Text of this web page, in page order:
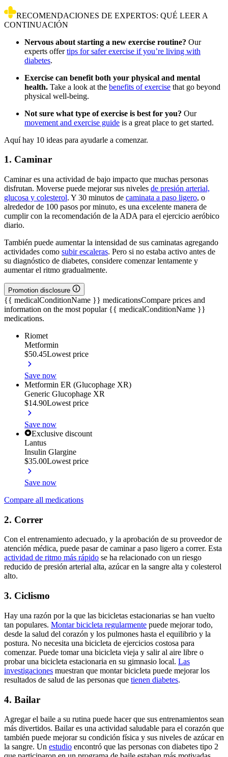
RECOMENDACIONES DE EXPERTOS: QUÉ LEER A
CONTINUACIÓN
Nervous about starting a new exercise routine? Our
experts offertips for safer exercise if you’re living with
diabetes.
Exercise can benefit both your physical and mental
health. Take a look at the benefits of exercise that go beyond
physical well-being.
Not sure what type of exercise is best for you? Our
movement and exercise guide is a great place to get started.
Aquí hay 10 ideas para ayudarle a comenzar.
1. Caminar
Caminar es una actividad de bajo impacto que muchas personas
disfrutan. Moverse puede mejorar sus niveles de presión arterial,
glucosa y colesterol. Y 30 minutos de caminata a paso ligero, o
alrededor de 100 pasos por minuto, es una excelente manera de
cumplir con la recomendación de la ADA para el ejercicio aeróbico
diario.
También puede aumentar la intensidad de sus caminatas agregando
actividades como subir escaleras. Pero si no estaba activo antes de
su diagnóstico de diabetes, considere comenzar lentamente y
aumentar el ritmo gradualmente.
Promotion disclosure
{{ medicalConditionName }} medicationsCompare prices and
information on the most popular {{ medicalConditionName }}
medications.
Riomet
Metformin
$50.45Lowest price
Save now
Metformin ER (Glucophage XR)
Generic Glucophage XR
$14.90Lowest price
Save now
Exclusive discount
Lantus
Insulin Glargine
$35.00Lowest price
Save now
Compare all medications
2. Correr
Con el entrenamiento adecuado, y la aprobación de su proveedor de
atención médica, puede pasar de caminar a paso ligero a correr. Esta
actividad de ritmo más rápido se ha relacionado con un riesgo
reducido de presión arterial alta, azúcar en la sangre alta y colesterol
alto.
3. Ciclismo
Hay una razón por la que las bicicletas estacionarias se han vuelto
tan populares. Montar bicicleta regularmente puede mejorar todo,
desde la salud del corazón y los pulmones hasta el equilibrio y la
postura. No necesita una bicicleta de ejercicios costosa para
comenzar. Puede tomar una bicicleta vieja y salir al aire libre o
probar una bicicleta estacionaria en su gimnasio local. Las
investigaciones muestran que montar bicicleta puede mejorar los
resultados de salud de las personas que tienen diabetes.
4. Bailar
Agregar el baile a su rutina puede hacer que sus entrenamientos sean
más divertidos. Bailar es una actividad saludable para el corazón que
también puede mejorar su condición física y sus niveles de azúcar en
la sangre. Un estudio encontró que las personas con diabetes tipo 2